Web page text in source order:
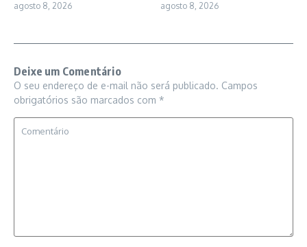
agosto 8, 2026 agosto 8, 2026
Deixe um Comentário
O seu endereço de e-mail não será publicado. Campos
obrigatórios são marcados com *